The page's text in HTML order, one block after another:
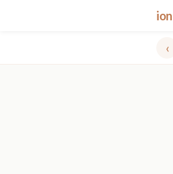
ion
‹